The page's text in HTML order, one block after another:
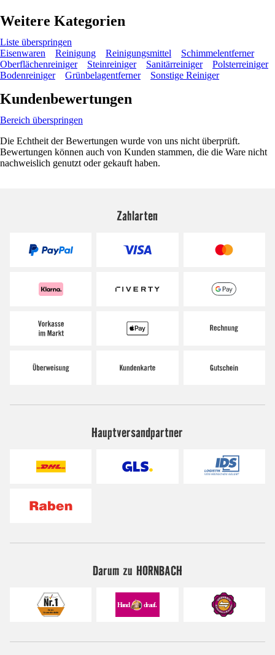
Weitere Kategorien
Liste überspringen
Eisenwaren
Reinigung Reinigungsmittel
Schimmelentferner
Oberflächenreiniger
Steinreiniger Sanitärreiniger
Polsterreiniger
Bodenreiniger
Grünbelagentferner Sonstige Reiniger
Kundenbewertungen
Bereich überspringen
Die Echtheit der Bewertungen wurde von uns nicht überprüft.
Bewertungen können auch von Kunden stammen, die die Ware nicht
nachweislich genutzt oder gekauft haben.
Zahlarten
Hauptversandpartner
Darum zu HORNBACH